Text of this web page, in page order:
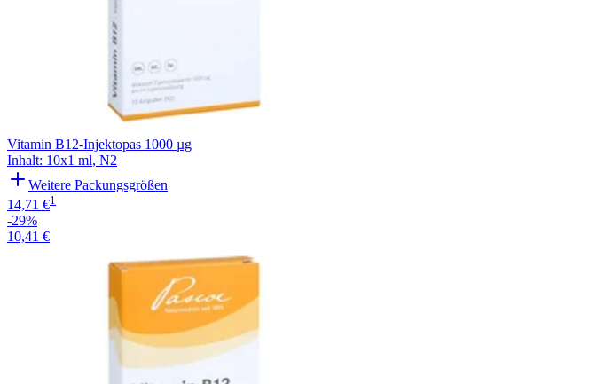
Vitamin B12-Injektopas 1000 µg
Inhalt: 10x1 ml, N2
Weitere Packungsgrößen
14,71 €1
-29%
10,41 €